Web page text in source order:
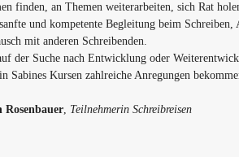
finden, an Themen weiterarbeiten, sich Rat
und kompetente Begleitung beim Schreiben,
mit anderen Schreibenden.
der Suche nach Entwicklung oder
Sabines Kursen zahlreiche Anregungen
Rosenbauer, Teilnehmerin Schreibreisen